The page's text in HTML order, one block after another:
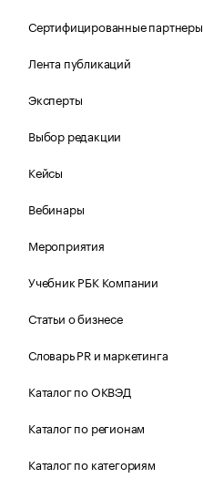
Сертифицированные партнеры
Лента публикаций
Эксперты
Выбор редакции
Кейсы
Вебинары
Мероприятия
Учебник РБК Компании
Статьи о бизнесе
Словарь PR и маркетинга
Каталог по ОКВЭД
Каталог по регионам
Каталог по категориям